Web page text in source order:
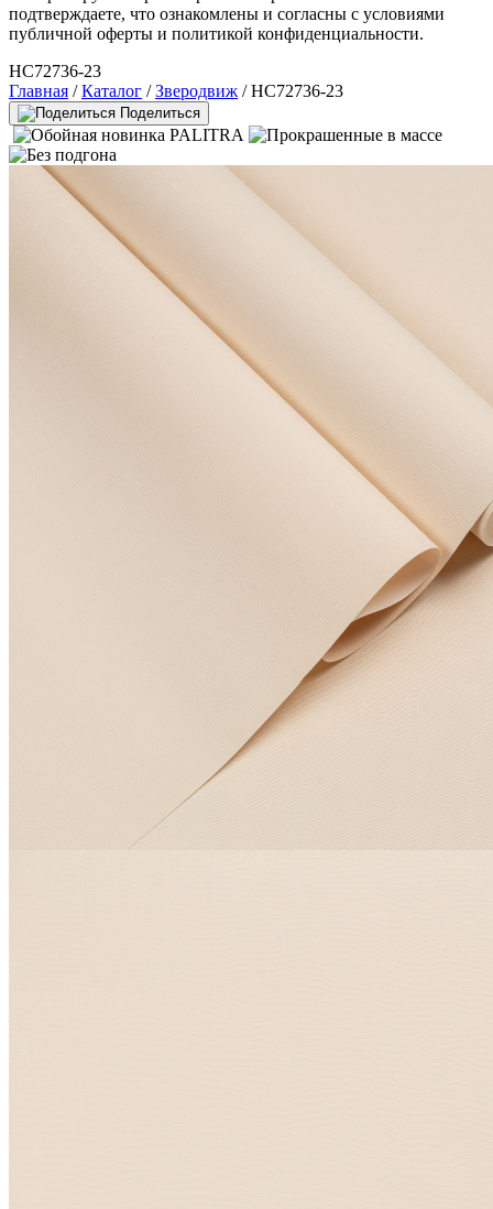
подтверждаете, что ознакомлены и согласны с условиями
публичной оферты и политикой конфиденциальности.
HC72736-23
Главная /Каталог /Зверодвиж / HC72736-23
Поделиться